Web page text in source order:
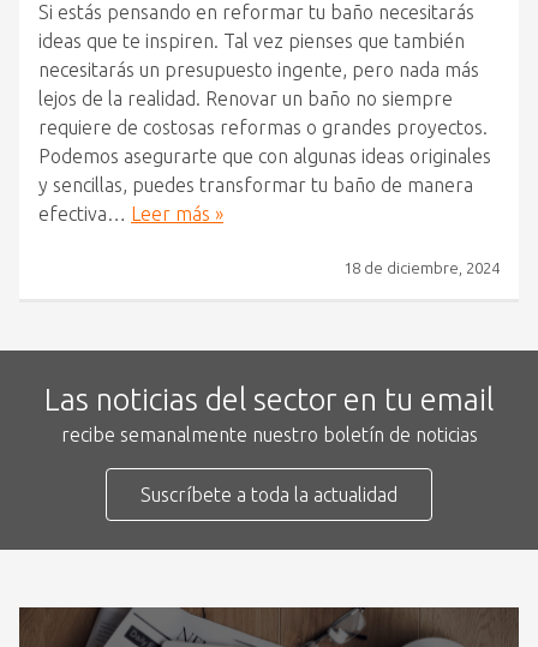
Si estás pensando en reformar tu baño necesitarás
ideas que te inspiren. Tal vez pienses que también
necesitarás un presupuesto ingente, pero nada más
lejos de la realidad. Renovar un baño no siempre
requiere de costosas reformas o grandes proyectos.
Podemos asegurarte que con algunas ideas originales
y sencillas, puedes transformar tu baño de manera
efectiva…
Leer más »
18 de diciembre, 2024
Las noticias del sector en tu email
recibe semanalmente nuestro boletín de noticias
Suscríbete a toda la actualidad